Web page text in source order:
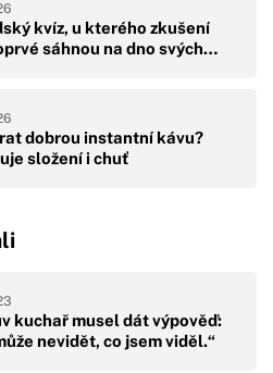
kvíz, u kterého zkušení
sáhnou na dno svých…
dobrou instantní kávu?
složení i chuť
kuchař musel dát výpověď:
nevidět, co jsem viděl.“